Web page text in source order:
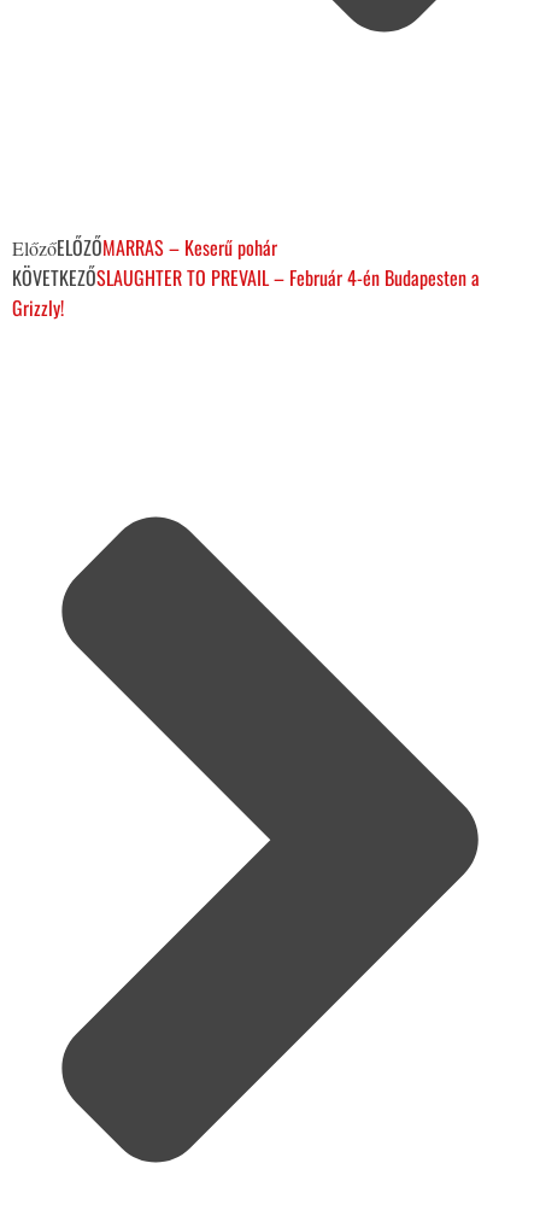
ElőzőELŐZŐMARRAS – Keserű pohár
KÖVETKEZŐSLAUGHTER TO PREVAIL – Február 4-én Budapesten a
Grizzly!